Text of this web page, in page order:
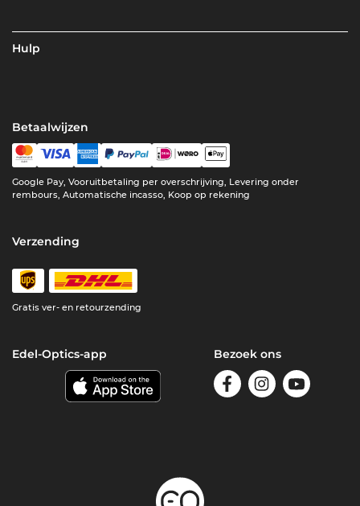
Hulp
Betaalwijzen
Google Pay, Vooruitbetaling per overschrijving, Levering onder
rembours, Automatische incasso, Koop op rekening
Verzending
Gratis ver- en retourzending
Edel-Optics-app Bezoek ons